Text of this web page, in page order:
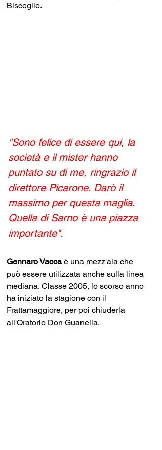
Bisceglie.
"Sono felice di essere qui, la
società e il mister hanno
puntato su di me, ringrazio il
direttore Picarone. Darò il
massimo per questa maglia.
Quella di Sarno è una piazza
importante".
Gennaro Vacca è una mezz'ala che
può essere utilizzata anche sulla linea
mediana. Classe 2005, lo scorso anno
ha iniziato la stagione con il
Frattamaggiore, per poi chiuderla
all'Oratorio Don Guanella.